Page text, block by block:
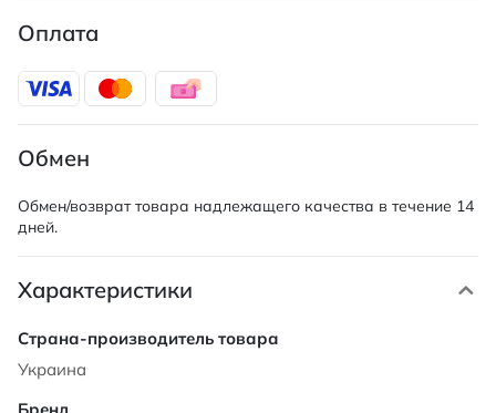
Оплата
Обмен
Обмен/возврат товара надлежащего качества в течение 14
дней.
Характеристики
Характеристики
Украина